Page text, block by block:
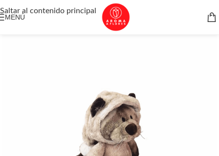
Saltar al contenido principal
MENÚ